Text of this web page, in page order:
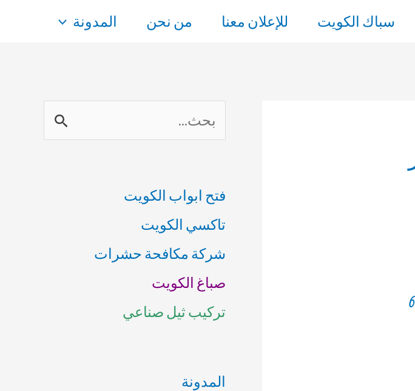
سباك الكويت للإعلان معنا من نحن المدونة
ل
ح
ث
ع
ن
:
فتح ابواب الكويت
تاكسي الكويت
شركة مكافحة حشرات
صباغ الكويت
تركيب ثيل صناعي
المدونة